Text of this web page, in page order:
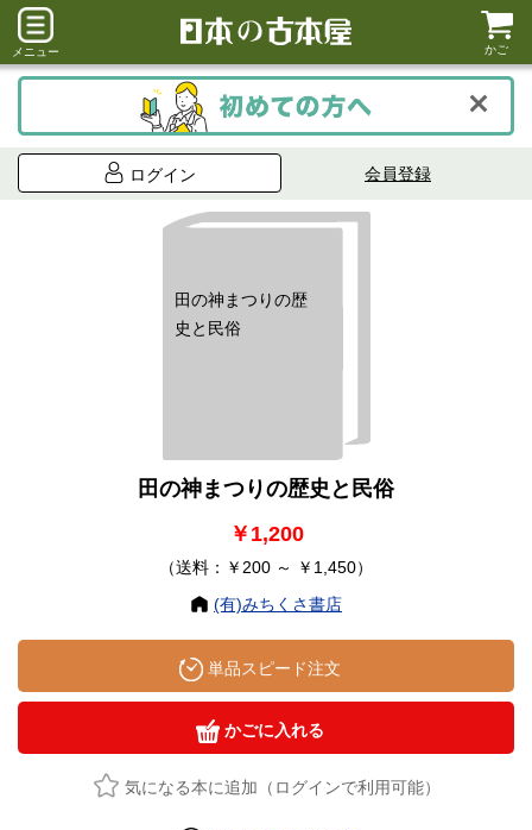
メニュー かご
ログイン 会員登録
田の神まつりの歴
史と民俗
田の神まつりの歴史と民俗
￥1,200
（送料：￥200 ～ ￥1,450）
(有)みちくさ書店
単品スピード注文
かごに入れる
気になる本に追加（ログインで利用可能）